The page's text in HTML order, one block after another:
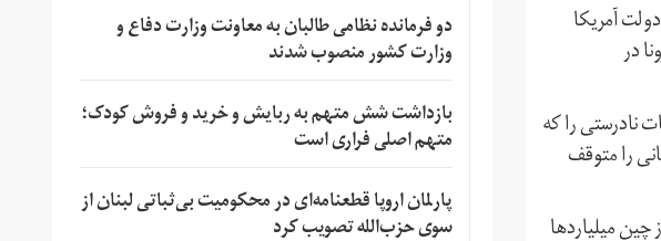
آمریکا
در
نادرستی را که
را متوقف
میلیاردها
دو فرمانده نظامی طالبان به معاونت وزارت دفاع و
وزارت کشور منصوب شدند
بازداشت شش متهم به ربایش و خرید و فروش کودک؛
متهم اصلی فراری است
پارلمان اروپا قطعنامه‌ای در محکومیت بی‌ثباتی لبنان از
سوی حزب‌الله تصویب کرد